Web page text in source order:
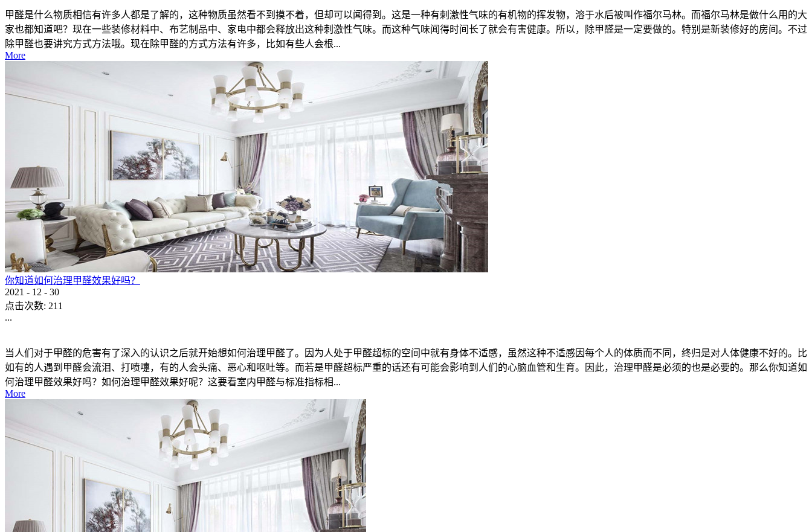
甲醛是什么物质相信有许多人都是了解的，这种物质虽然看不到摸不着，但却可以闻得到。这是一种有刺激性气味的有机物的挥发物，溶于水后被叫作福尔马林。而福尔马林是做什么用的大
家也都知道吧？现在一些装修材料中、布艺制品中、家电中都会释放出这种刺激性气味。而这种气味闻得时间长了就会有害健康。所以，除甲醛是一定要做的。特别是新装修好的房间。不过
除甲醛也要讲究方式方法哦。现在除甲醛的方式方法有许多，比如有些人会根...
More
你知道如何治理甲醛效果好吗？
2021 - 12 - 30
点击次数: 211
...
当人们对于甲醛的危害有了深入的认识之后就开始想如何治理甲醛了。因为人处于甲醛超标的空间中就有身体不适感，虽然这种不适感因每个人的体质而不同，终归是对人体健康不好的。比
如有的人遇到甲醛会流泪、打喷嚏，有的人会头痛、恶心和呕吐等。而若是甲醛超标严重的话还有可能会影响到人们的心脑血管和生育。因此，治理甲醛是必须的也是必要的。那么你知道如
何治理甲醛效果好吗？如何治理甲醛效果好呢？这要看室内甲醛与标准指标相...
More